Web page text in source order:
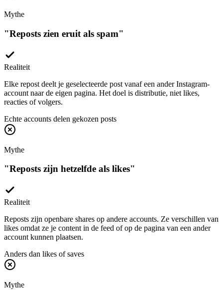
Mythe
"Reposts zien eruit als spam"
Realiteit
Elke repost deelt je geselecteerde post vanaf een ander Instagram-
account naar de eigen pagina. Het doel is distributie, niet likes,
reacties of volgers.
Echte accounts delen gekozen posts
Mythe
"Reposts zijn hetzelfde als likes"
Realiteit
Reposts zijn openbare shares op andere accounts. Ze verschillen van
likes omdat ze je content in de feed of op de pagina van een ander
account kunnen plaatsen.
Anders dan likes of saves
Mythe